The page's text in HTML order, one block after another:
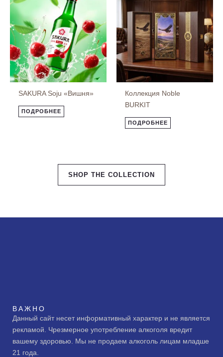
SAKURA Soju «Вишня»
ПОДРОБНЕЕ
Коллекция Noble
BURKIT
ПОДРОБНЕЕ
SHOP THE COLLECTION
ВАЖНО
Данный сайт несет информативный характер и не является
рекламой. Чрезмерное употребление алкоголя вредит
вашему здоровью. Мы не продаем алкоголь лицам младше
21 года.